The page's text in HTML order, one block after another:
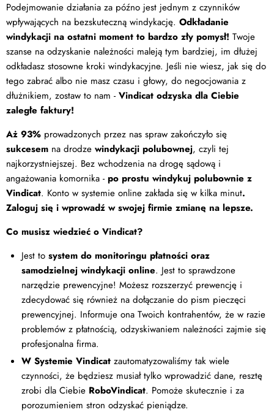
Podejmowanie działania za późno jest jednym z czynników
wpływających na bezskuteczną windykację. Odkładanie
windykacji na ostatni moment to bardzo zły pomysł! Twoje
szanse na odzyskanie należności maleją tym bardziej, im dłużej
odkładasz stosowne kroki windykacyjne. Jeśli nie wiesz, jak się do
tego zabrać albo nie masz czasu i głowy, do negocjowania z
dłużnikiem, zostaw to nam - Vindicat odzyska dla Ciebie
zaległe faktury!
Aż 93% prowadzonych przez nas spraw zakończyło się
sukcesem na drodze windykacji polubownej, czyli tej
najkorzystniejszej. Bez wchodzenia na drogę sądową i
angażowania komornika - po prostu windykuj polubownie z
Vindicat. Konto w systemie online zakłada się w kilka minut.
Zaloguj się i wprowadź w swojej firmie zmianę na lepsze.
Co musisz wiedzieć o Vindicat?
Jest to system do monitoringu płatności oraz
samodzielnej windykacji online. Jest to sprawdzone
narzędzie prewencyjne! Możesz rozszerzyć prewencję i
zdecydować się również na dołączanie do pism pieczęci
prewencyjnej. Informuje ona Twoich kontrahentów, że w razie
problemów z płatnością, odzyskiwaniem należności zajmie się
profesjonalna firma.
W Systemie Vindicat zautomatyzowaliśmy tak wiele
czynności, że będziesz musiał tylko wprowadzić dane, resztę
zrobi dla Ciebie RoboVindicat. Pomoże skutecznie i za
porozumieniem stron odzyskać pieniądze.